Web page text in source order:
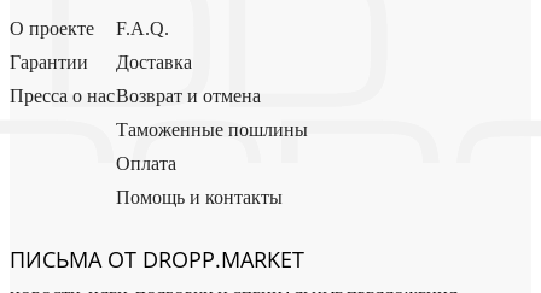
О проекте
Гарантии
Пресса о нас
F.A.Q.
Доставка
Возврат и отмена
Таможенные пошлины
Оплата
Помощь и контакты
ПИСЬМА ОТ DROPP.MARKET